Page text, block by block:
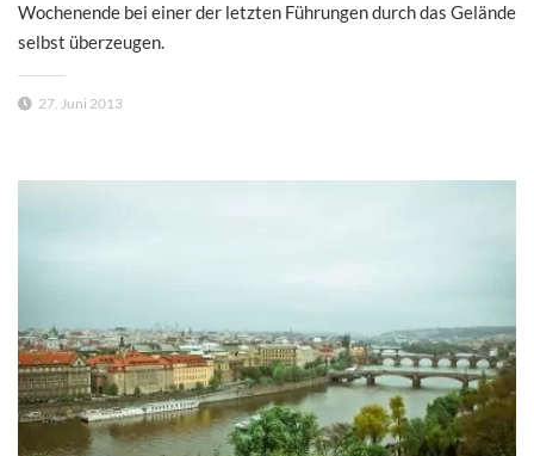
Wochenende bei einer der letzten Führungen durch das Gelände
selbst überzeugen.
27. Juni 2013